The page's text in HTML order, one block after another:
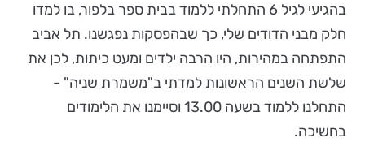
בהגיעי לגיל 6 התחלתי ללמוד בבית ספר בלפור, בו למדו
חלק מבני הדודים שלי, כך שבהפסקות נפגשנו. תל אביב
התפתחה במהירות, היו הרבה ילדים ומעט כיתות, לכן את
שלשת השנים הראשונות למדתי ב"משמרת שניה" -
התחלנו ללמוד בשעה 13.00 וסיימנו את הלימודים
בחשיכה.